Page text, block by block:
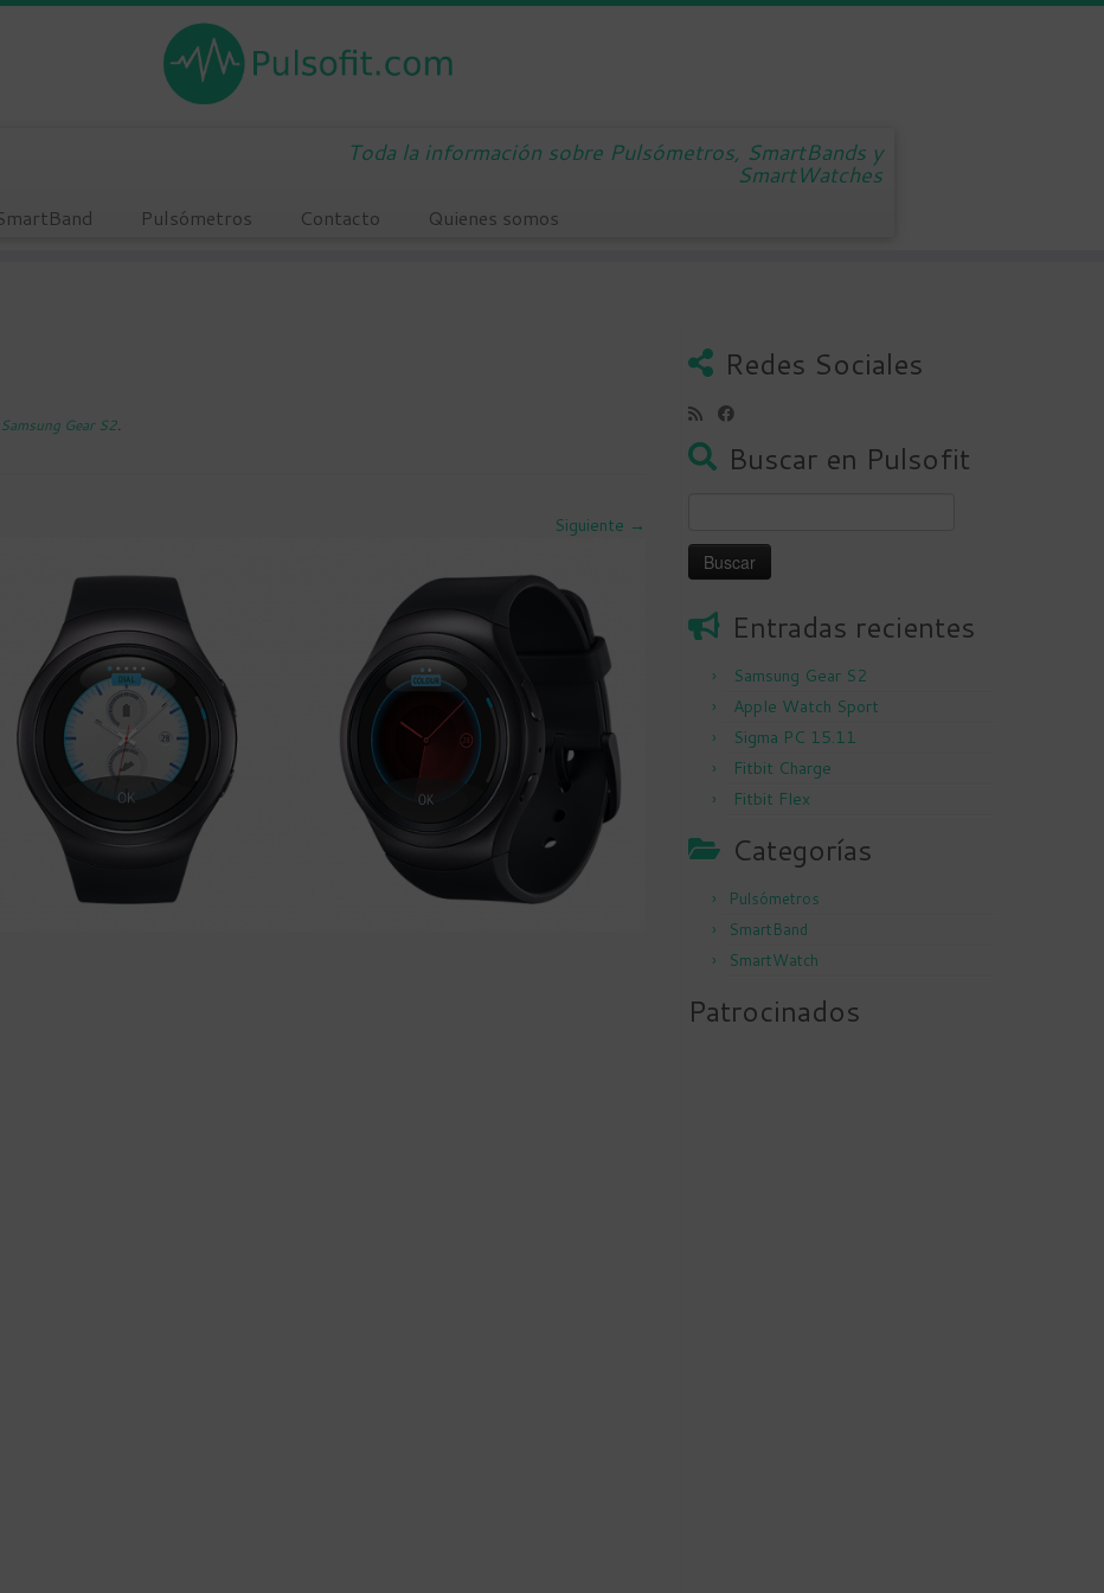
Toda la información sobre Pulsómetros, SmartBands y
SmartWatches
Pulsómetros Contacto Quienes somos
Samsung Gear S2.
Siguiente →
Redes Sociales
Buscar en Pulsofit
Entradas recientes
Samsung Gear S2
Apple Watch Sport
Sigma PC 15.11
Fitbit Charge
Fitbit Flex
Categorías
Pulsómetros
SmartBand
SmartWatch
Patrocinados